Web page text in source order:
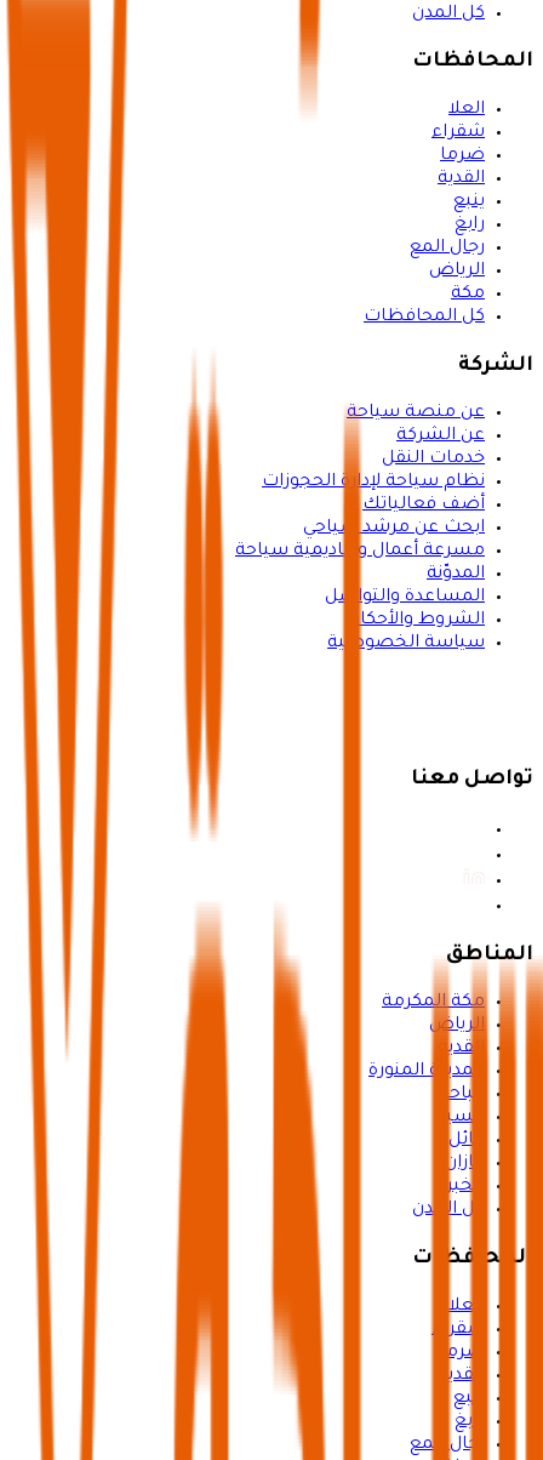
كل المدن
المحافظات
العلا
شقراء
ضرما
القدية
ينبع
رابغ
رجال المع
الرياض
مكة
كل المحافظات
الشركة
عن منصة سياحة
عن الشركة
خدمات النقل
نظام سياحة لإدارة الحجوزات
أضف فعالياتك
ابحث عن مرشد سياحي
مسرعة أعمال وأكاديمية سياحة
المدوّنة
المساعدة والتواصل
الشروط والأحكام
سياسة الخصوصية
تواصل معنا
المناطق
مكة المكرمة
الرياض
القدية
المدينة المنورة
الباحة
عسير
حائل
جازان
الخبر
كل المدن
المحافظات
العلا
شقراء
ضرما
القدية
ينبع
رابغ
رجال المع